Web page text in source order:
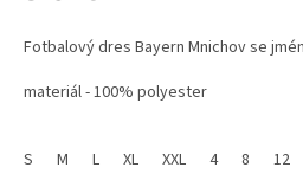
je
z
hvězdiček.
Fotbalový dres Bayern Mnichov se
materiál - 100% polyester
S M L XL XXL 4 8 12